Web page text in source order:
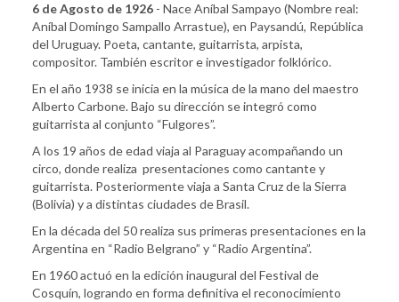
6 de Agosto de 1926 - Nace Aníbal Sampayo (Nombre real:
Aníbal Domingo Sampallo Arrastue), en Paysandú, República
del Uruguay. Poeta, cantante, guitarrista, arpista,
compositor. También escritor e investigador folklórico.
En el año 1938 se inicia en la música de la mano del maestro
Alberto Carbone. Bajo su dirección se integró como
guitarrista al conjunto “Fulgores”.
A los 19 años de edad viaja al Paraguay acompañando un
circo, donde realiza presentaciones como cantante y
guitarrista. Posteriormente viaja a Santa Cruz de la Sierra
(Bolivia) y a distintas ciudades de Brasil.
En la década del 50 realiza sus primeras presentaciones en la
Argentina en “Radio Belgrano” y “Radio Argentina”.
En 1960 actuó en la edición inaugural del Festival de
Cosquín, logrando en forma definitiva el reconocimiento